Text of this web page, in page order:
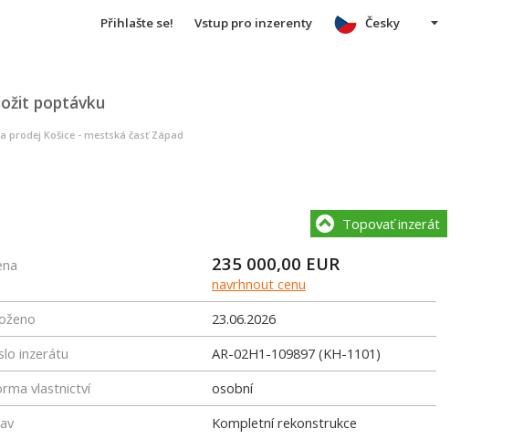
Přihlašte se! Vstup pro inzerenty
poptávku
Česky
prodej Košice - mestská časť Západ
Topovať inzerát
235 000,00 EUR
navrhnout cenu
23.06.2026
inzerátu
AR-02H1-109897 (KH-1101)
vlastnictví
osobní
Kompletní rekonstrukce